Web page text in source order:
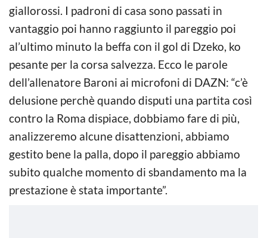
giallorossi. I padroni di casa sono passati in
vantaggio poi hanno raggiunto il pareggio poi
al’ultimo minuto la beffa con il gol di Dzeko, ko
pesante per la corsa salvezza. Ecco le parole
dell’allenatore Baroni ai microfoni di DAZN: “c’è
delusione perchè quando disputi una partita così
contro la Roma dispiace, dobbiamo fare di più,
analizzeremo alcune disattenzioni, abbiamo
gestito bene la palla, dopo il pareggio abbiamo
subito qualche momento di sbandamento ma la
prestazione è stata importante”.